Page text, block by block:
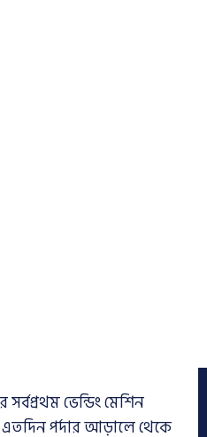
ভেন্ডিং মেশিন
এতদিন পর্দার আড়ালে থেকে